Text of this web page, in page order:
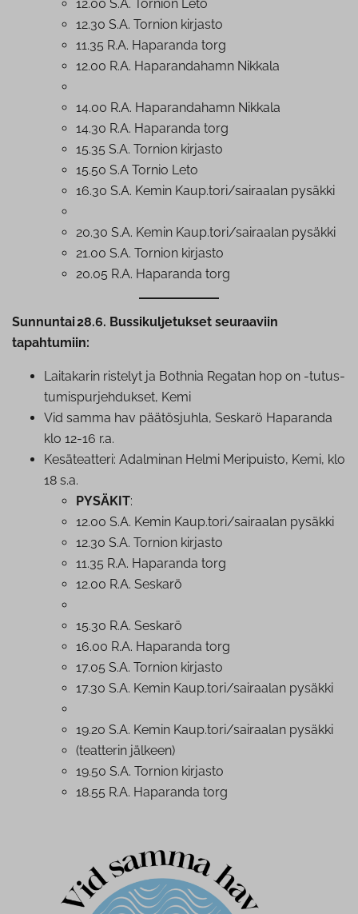
12.00 S.A. Tornion Leto
12.30 S.A. Tornion kirjasto
11.35 R.A. Haparanda torg
12.00 R.A. Ha­pa­ran­da­hamn Nikkala
14.00 R.A. Ha­pa­ran­da­hamn Nikkala
14.30 R.A. Haparanda torg
15.35 S.A. Tornion kirjasto
15.50 S.A Tornio Leto
16.30 S.A. Kemin Kaup.tori/sairaalan pysäkki
20.30 S.A. Kemin Kaup.tori/sairaalan pysäkki
21.00 S.A. Tornion kirjasto
20.05 R.A. Haparanda torg
Sunnuntai 28.6. Bussikuljetukset seuraaviin
tapahtumiin:
Laitakarin ristelyt ja Bothnia Regatan hop on -tu­tus­
tu­mis­pur­jeh­duk­set, Kemi
Vid samma hav päätösjuhla, Seskarö Haparanda
klo 12-16 r.a.
Ke­sä­teat­te­ri: Adalminan Helmi Meripuisto, Kemi, klo
18 s.a.
PYSÄKIT:
12.00 S.A. Kemin Kaup.tori/sairaalan pysäkki
12.30 S.A. Tornion kirjasto
11.35 R.A. Haparanda torg
12.00 R.A. Seskarö
15.30 R.A. Seskarö
16.00 R.A. Haparanda torg
17.05 S.A. Tornion kirjasto
17.30 S.A. Kemin Kaup.tori/sairaalan pysäkki
19.20 S.A. Kemin Kaup.tori/sairaalan pysäkki
(teatterin jälkeen)
19.50 S.A. Tornion kirjasto
18.55 R.A. Haparanda torg